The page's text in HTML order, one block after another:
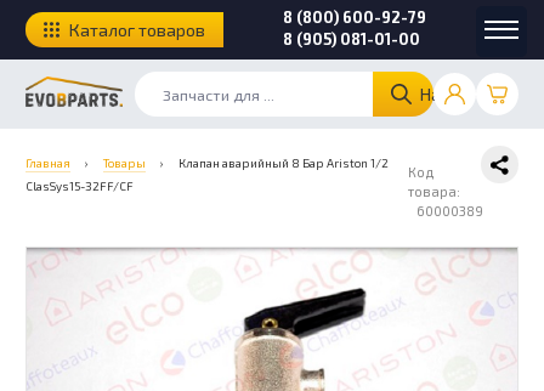
Найти
8 (800) 600-92-79
8 (905) 081-01-00
Каталог товаров
Главная › Товары ›
Клапан аварийный 8 Бар Ariston 1/2
ClasSys15-32FF/CF
Код
товара:
60000389